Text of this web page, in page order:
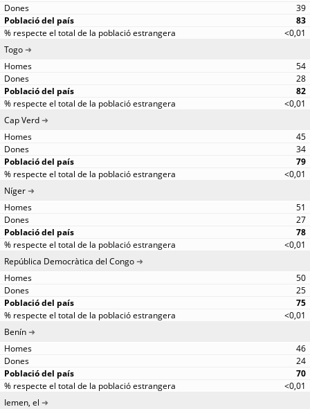
39
83
<0,01
Togo
54
28
82
<0,01
Cap Verd
45
34
79
<0,01
Níger
51
27
78
<0,01
República Democràtica del Congo
50
25
75
<0,01
Benín
46
24
70
<0,01
Iemen, el